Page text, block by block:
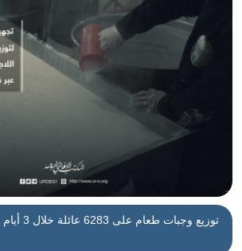
‏توزيع وجبات طعام على 6283 عائلة خلال 3 أيام في الغوطة‏ الشرقية